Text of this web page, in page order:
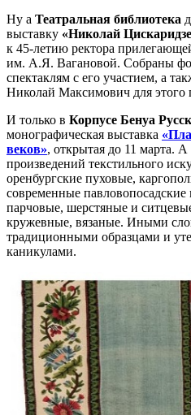
Ну а Театральная библиотека
выставку «Николай
к 45-летию ректора
им. А.Я. Вагановой. Собраны
спектаклям с его участием, а
Николай Максимович для этого
И только в Корпусе Бенуа
монографическая выставка
веков», открытая до 11 марта.
произведений текстильного
оренбургские пуховые,
современные
парчовые, шерстяные и
кружевные, вязаные. Иными
традиционными образцами и
каникулами.